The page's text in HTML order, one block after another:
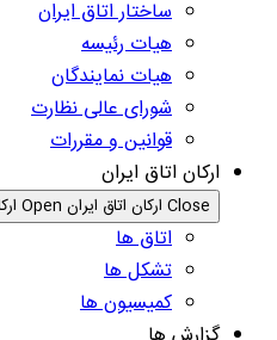
ساختار اتاق ایران
هیات رئیسه
هیات نمایندگان
شورای عالی نظارت
قوانین و مقررات
ارکان اتاق ایران
Close ارکان اتاق ایران Open ارکان اتاق ایران
اتاق ها
تشکل ها
کمیسیون ها